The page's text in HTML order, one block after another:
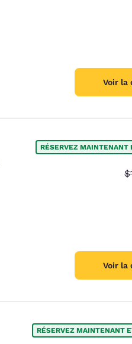
Voir la
RÉSERVEZ MAINTENANT
Voir la
RÉSERVEZ MAINTENANT